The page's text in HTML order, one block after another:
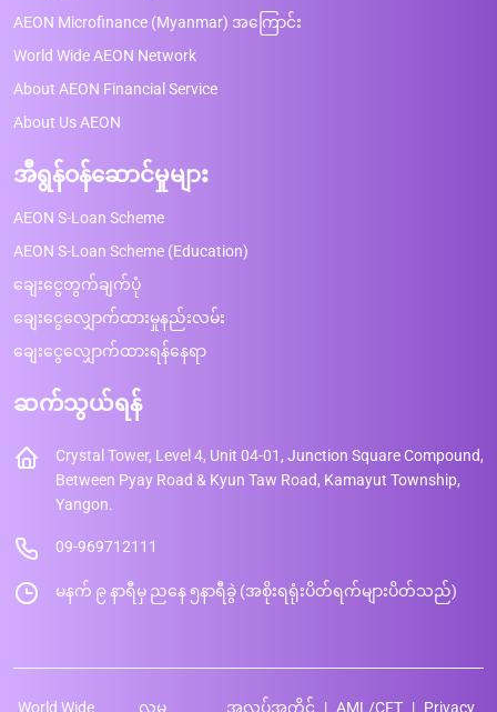
AEON Microfinance (Myanmar) အကြောင်း
World Wide AEON Network
About AEON Financial Service
About Us AEON
အီရွန်ဝန်ဆောင်မှုများ
AEON S-Loan Scheme
AEON S-Loan Scheme (Education)
ချေးငွေတွက်ချက်ပုံ
ချေးငွေလျှောက်ထားမှုနည်းလမ်း
ချေးငွေလျှောက်ထားရန်နေရာ
ဆက်သွယ်ရန်
Crystal Tower, Level 4, Unit 04-01, Junction Square Compound,
Between Pyay Road & Kyun Taw Road, Kamayut Township,
Yangon.
09-969712111
မနက် ၉ နာရီမှ ညနေ ၅နာရီခွဲ (အစိုးရရုံးပိတ်ရက်များပိတ်သည်)
World Wide လူမှု အလုပ်အကိုင် AML/CFT Privacy